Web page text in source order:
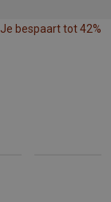
Je bespaart tot 42%